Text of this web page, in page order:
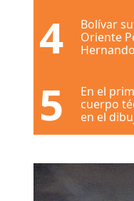
4
Bolívar
Oriente
5
En el
cuerpo
en el